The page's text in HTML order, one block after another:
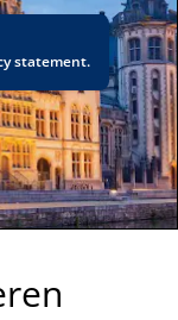
statement.